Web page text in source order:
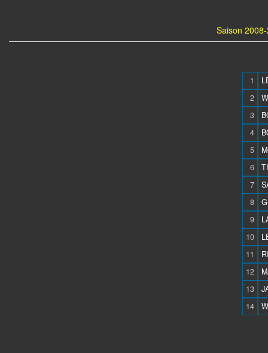
Saison
1
2
3
4
5
6
7
8
9
10
11
12
13
14